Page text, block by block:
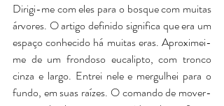
Dirigi-me com eles para o bosque com muitas
árvores. O artigo definido significa que era um
espaço conhecido há muitas eras. Aproximei-
me de um frondoso eucalipto, com tronco
cinza e largo. Entrei nele e mergulhei para o
fundo, em suas raízes. O comando de mover-